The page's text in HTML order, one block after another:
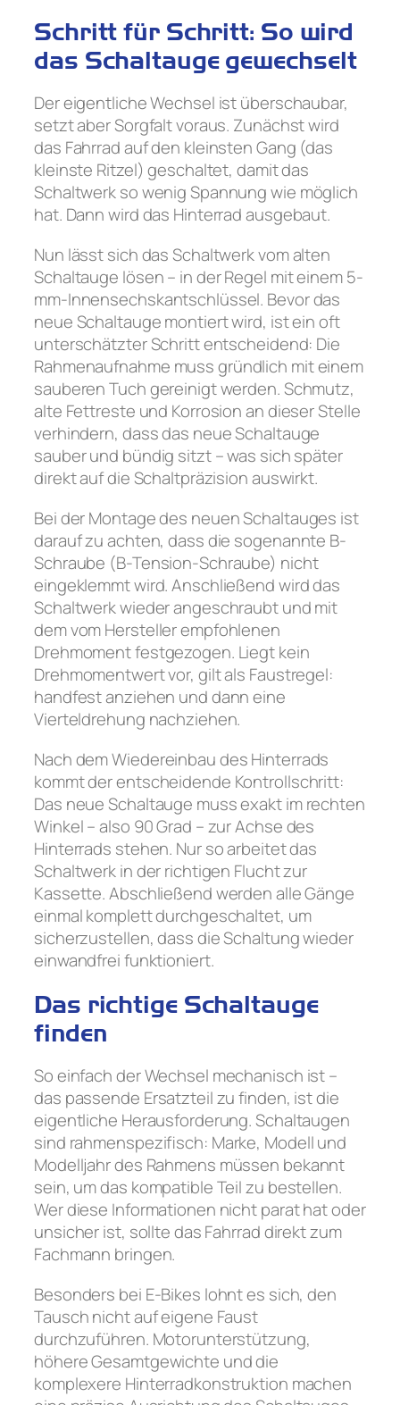
Schritt für Schritt: So wird
das Schaltauge gewechselt
Der eigentliche Wechsel ist überschaubar,
setzt aber Sorgfalt voraus. Zunächst wird
das Fahrrad auf den kleinsten Gang (das
kleinste Ritzel) geschaltet, damit das
Schaltwerk so wenig Spannung wie möglich
hat. Dann wird das Hinterrad ausgebaut.
Nun lässt sich das Schaltwerk vom alten
Schaltauge lösen – in der Regel mit einem 5-
mm-Innensechskantschlüssel. Bevor das
neue Schaltauge montiert wird, ist ein oft
unterschätzter Schritt entscheidend: Die
Rahmenaufnahme muss gründlich mit einem
sauberen Tuch gereinigt werden. Schmutz,
alte Fettreste und Korrosion an dieser Stelle
verhindern, dass das neue Schaltauge
sauber und bündig sitzt – was sich später
direkt auf die Schaltpräzision auswirkt.
Bei der Montage des neuen Schaltauges ist
darauf zu achten, dass die sogenannte B-
Schraube (B-Tension-Schraube) nicht
eingeklemmt wird. Anschließend wird das
Schaltwerk wieder angeschraubt und mit
dem vom Hersteller empfohlenen
Drehmoment festgezogen. Liegt kein
Drehmomentwert vor, gilt als Faustregel:
handfest anziehen und dann eine
Vierteldrehung nachziehen.
Nach dem Wiedereinbau des Hinterrads
kommt der entscheidende Kontrollschritt:
Das neue Schaltauge muss exakt im rechten
Winkel – also 90 Grad – zur Achse des
Hinterrads stehen. Nur so arbeitet das
Schaltwerk in der richtigen Flucht zur
Kassette. Abschließend werden alle Gänge
einmal komplett durchgeschaltet, um
sicherzustellen, dass die Schaltung wieder
einwandfrei funktioniert.
Das richtige Schaltauge
finden
So einfach der Wechsel mechanisch ist –
das passende Ersatzteil zu finden, ist die
eigentliche Herausforderung. Schaltaugen
sind rahmenspeziﬁsch: Marke, Modell und
Modelljahr des Rahmens müssen bekannt
sein, um das kompatible Teil zu bestellen.
Wer diese Informationen nicht parat hat oder
unsicher ist, sollte das Fahrrad direkt zum
Fachmann bringen.
Besonders bei E-Bikes lohnt es sich, den
Tausch nicht auf eigene Faust
durchzuführen. Motorunterstützung,
höhere Gesamtgewichte und die
komplexere Hinterradkonstruktion machen